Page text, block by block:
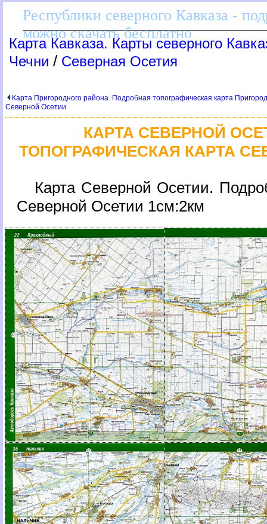
Республики северного Кавказа -
можно скачать бесплатно
Карта Кавказа. Карты северного
Чечни / Северная Осетия
Карта Пригородного района. Подробная топографическая карта
Северной Осетии
КАРТА СЕВЕРНОЙ
ТОПОГРАФИЧЕСКАЯ КАРТА
Карта Северной Осетии.
Северной Осетии 1см:2км